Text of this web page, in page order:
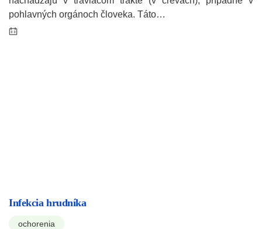
pohlavných orgánoch človeka. Táto…
Infekcia hrudníka
ochorenia